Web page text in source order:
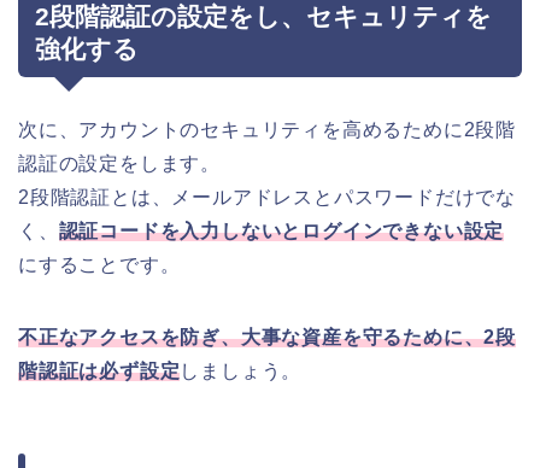
2段階認証の設定をし、セキュリティを
強化する
次に、アカウントのセキュリティを高めるために2段階
認証の設定をします。
2段階認証とは、メールアドレスとパスワードだけでな
く、 認証コードを入力しないとログインできない設定
にすることです。
不正なアクセスを防ぎ、大事な資産を守るために、2段
階認証は必ず設定しましょう。